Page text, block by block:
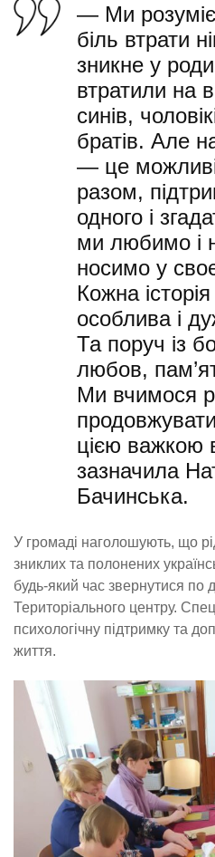
— Ми
біль втрати
зникне у
втратили на
синів,
братів. Але
— це
разом,
одного і
ми любимо і
носимо у
Кожна
особлива і
Та поруч із
любов,
Ми вчимося
цією важкою
зазначила
Бачинська.
У громаді наголошують, що
зниклих та полонених
будь-який час звернутися по
Територіального центру.
психологічну підтримку та
життя.